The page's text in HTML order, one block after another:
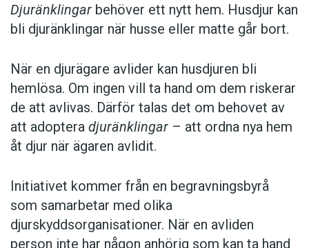
Djuränklingar behöver ett nytt hem. Husdjur kan
bli djuränklingar när husse eller matte går bort.
När en djurägare avlider kan husdjuren bli
hemlösa. Om ingen vill ta hand om dem riskerar
de att avlivas. Därför talas det om behovet av
att adoptera djuränklingar – att ordna nya hem
åt djur när ägaren avlidit.
Initiativet kommer från en begravningsbyrå
som samarbetar med olika
djurskyddsorganisationer. När en avliden
person inte har någon anhörig som kan ta hand